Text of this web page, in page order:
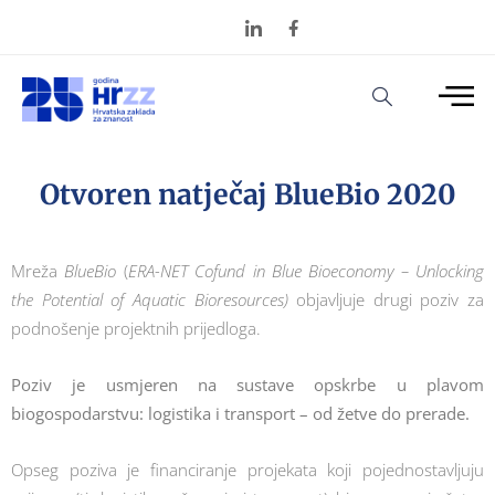
Otvoren natječaj BlueBio 2020
Mreža BlueBio (ERA-NET Cofund in Blue Bioeconomy – Unlocking
the Potential of Aquatic Bioresources) objavljuje drugi poziv za
podnošenje projektnih prijedloga.
Poziv je usmjeren na sustave opskrbe u plavom
biogospodarstvu: logistika i transport – od žetve do prerade.
Opseg poziva je financiranje projekata koji pojednostavljuju